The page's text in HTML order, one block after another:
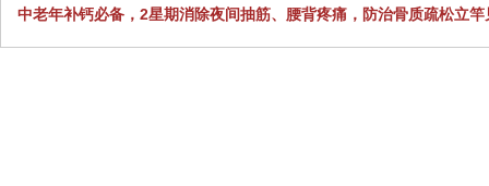
中老年补钙必备，2星期消除夜间抽筋、腰背疼痛，防治骨质疏松立竿